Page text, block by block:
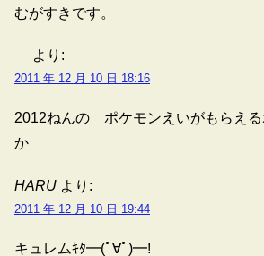
むがすきです。
より:
2011 年 12 月 10 日 18:16
2012ねんの ポケモンえいがもらえる
か
HARU より:
2011 年 12 月 10 日 19:44
キュレムｷﾀ━(ﾟ∀ﾟ)━!